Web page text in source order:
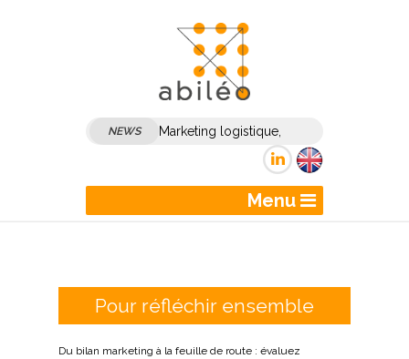
NEWS
Marketing logistique,
marketing transport :
comment dynamiser son
marketing et sa
Menu
Pour réfléchir ensemble
Du bilan marketing à la feuille de route : évaluez